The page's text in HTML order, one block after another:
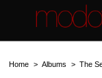
Home Albums The